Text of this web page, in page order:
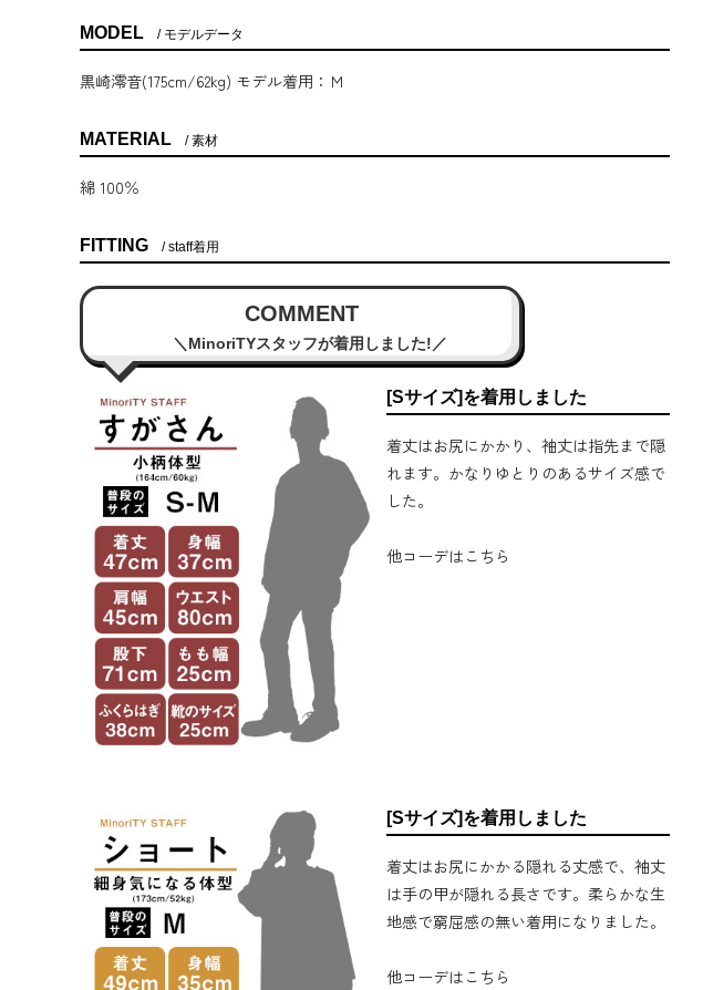
MODEL モデルデータ
黒崎澪音(175cm/62kg) モデル着用：Ｍ
MATERIAL 素材
綿 100％
FITTING staff着用
COMMENT
MinoriTYスタッフが着用しました!
[Sサイズ]を着用しました
着丈はお尻にかかり、袖丈は指先まで隠
れます。かなりゆとりのあるサイズ感で
した。
他コーデはこちら
[Sサイズ]を着用しました
着丈はお尻にかかる隠れる丈感で、袖丈
は手の甲が隠れる長さです。柔らかな生
地感で窮屈感の無い着用になりました。
他コーデはこちら